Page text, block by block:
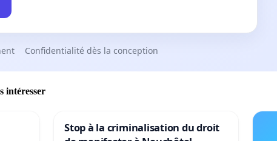
Confidentialité dès la conception
intéresser
Stop à la criminalisation du droit